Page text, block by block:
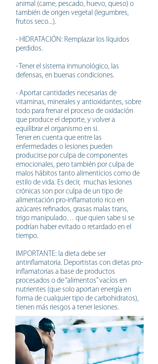
animal (carne, pescado, huevo, queso) o
también de origen vegetal (legumbres,
frutos seco...).
- HIDRATACIÓN: Remplazar los líquidos
perdidos.
- Tener el sistema inmunológico, las
defensas, en buenas condiciones.
- Aportar cantidades necesarias de
vitaminas, minerales y antioxidantes, sobre
todo para frenar el proceso de oxidación
que produce el deporte, y volver a
equilibrar el organismo en si.
Tener en cuenta que entre las
enfermedades o lesiones pueden
producirse por culpa de componentes
emocionales, pero también por culpa de
malos hábitos tanto alimenticios como de
estilo de vida. Es decir, muchas lesiones
crónicas son por culpa de un tipo de
alimentación pro-inflamatorio rico en
azúcares refinados, grasas malas trans,
trigo manipulado… que quien sabe si se
podrían haber evitado o retardado en el
tiempo.
IMPORTANTE: la dieta debe ser
antinflamatoria. Deportistas con dietas pro-
inflamatorias a base de productos
procesados o de “alimentos” vacíos en
nutrientes (que solo aportan energía en
forma de cualquier tipo de carbohidratos),
tienen más riesgos a tener lesiones.